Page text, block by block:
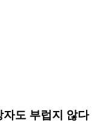
도 부럽지 않다